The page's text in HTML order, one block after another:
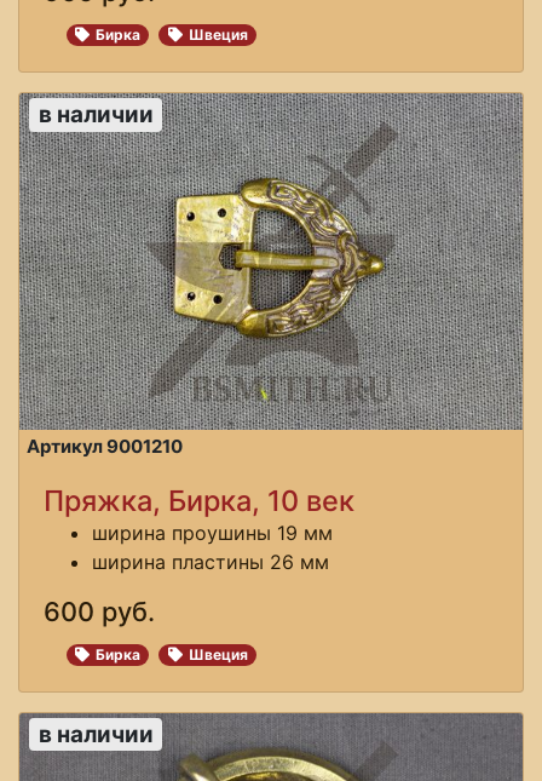
Бирка Швеция
Артикул 9001210
в наличии
Пряжка, Бирка, 10 век
ширина проушины 19 мм
ширина пластины 26 мм
600 руб.
Бирка Швеция
в наличии